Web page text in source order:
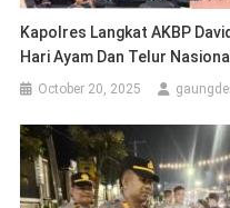
Kapolres Langkat AKBP
Hari Ayam Dan Telur
October 20, 2025